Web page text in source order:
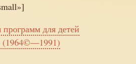
программ для детей
(1964©—1991)